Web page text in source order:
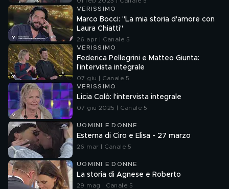
VERISSIMO
Marco Bocci: "La mia storia d'amore con
Laura Chiatti"
26 apr | Canale 5
VERISSIMO
Federica Pellegrini e Matteo Giunta:
l'intervista integrale
07 giu | Canale 5
VERISSIMO
Licia Colò: l'intervista integrale
07 giu 2025 | Canale 5
UOMINI E DONNE
Esterna di Ciro e Elisa - 27 marzo
26 mar | Canale 5
UOMINI E DONNE
La storia di Agnese e Roberto
29 mag | Canale 5